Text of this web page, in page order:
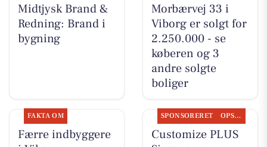
Midtjysk Brand &
Redning: Brand i
bygning
Morbærvej 33 i
Viborg er solgt for
2.250.000 - se
køberen og 3
andre solgte
boliger
FAKTA OM
Færre indbyggere
SPONSORERET OPSLAGSTAVLEN
Customize PLUS